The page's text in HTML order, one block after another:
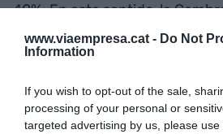
www.viaempresa.cat - Do Not
Information
If you wish to opt-out of the sale,
processing of your personal or
targeted advertising by us, please
40%. En este sentido, la
habría que buscar medidas
sectores como lo serían, por